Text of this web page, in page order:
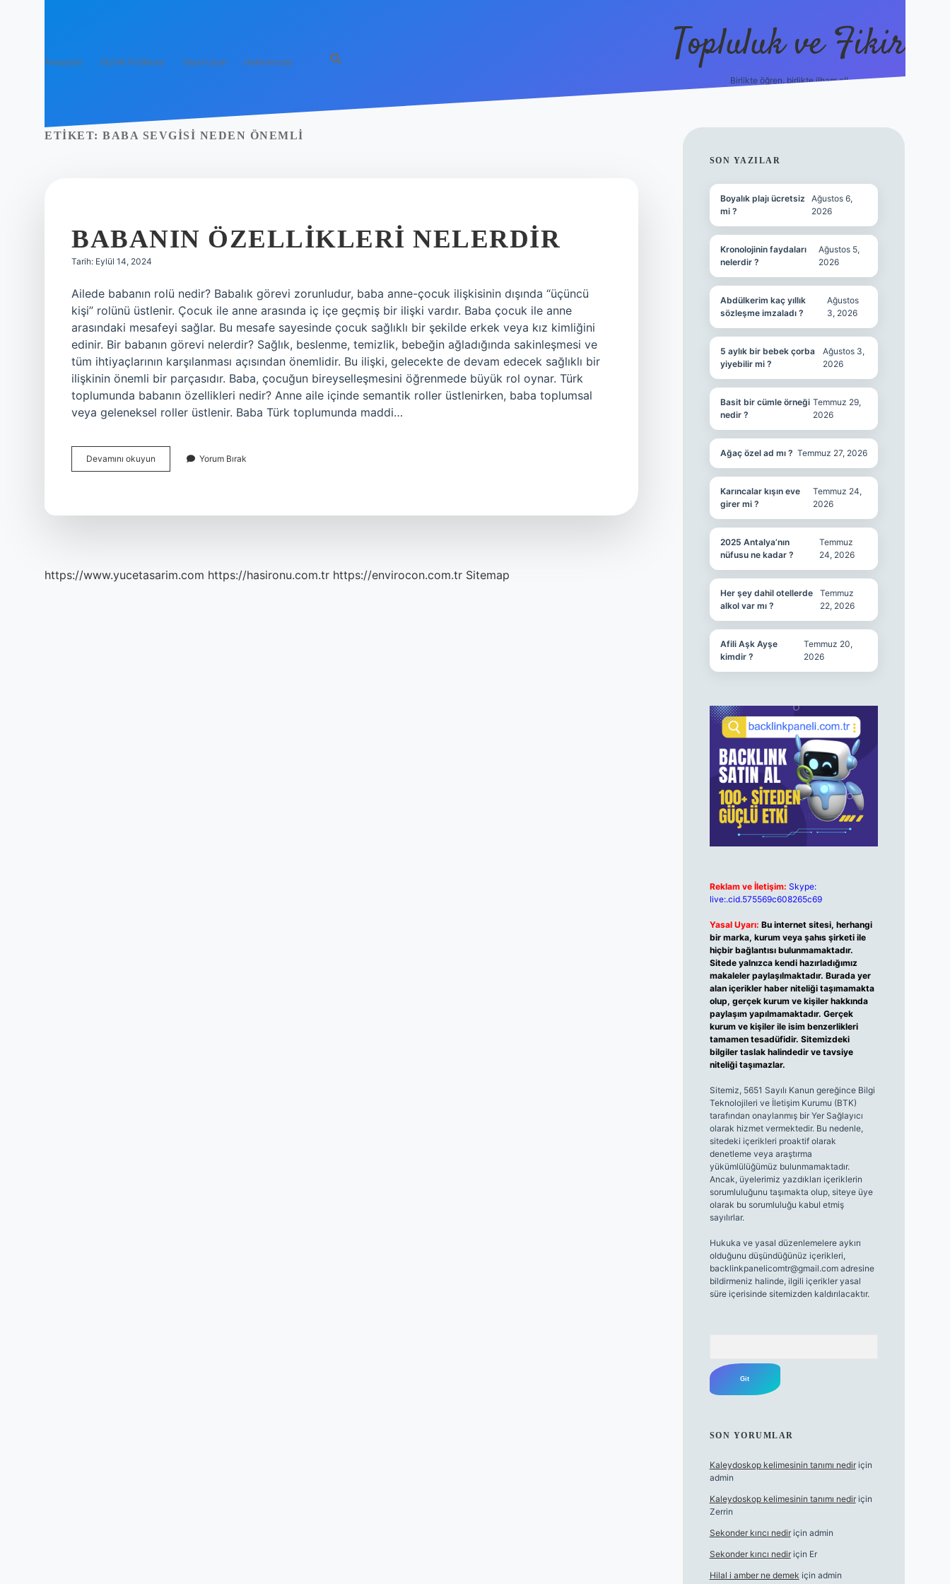
Anasayfa Gizlilik Politikası Yasal Uyarı Hakkımızda Topluluk ve Fikir
Birlikte öğren, birlikte ilham al!
ETIKET: BABA SEVGISI NEDEN ÖNEMLI
BABANIN ÖZELLIKLERI NELERDIR
Tarih: Eylül 14, 2024
Ailede babanın rolü nedir? Babalık görevi zorunludur, baba anne-çocuk ilişkisinin dışında “üçüncü
kişi” rolünü üstlenir. Çocuk ile anne arasında iç içe geçmiş bir ilişki vardır. Baba çocuk ile anne
arasındaki mesafeyi sağlar. Bu mesafe sayesinde çocuk sağlıklı bir şekilde erkek veya kız kimliğini
edinir. Bir babanın görevi nelerdir? Sağlık, beslenme, temizlik, bebeğin ağladığında sakinleşmesi ve
tüm ihtiyaçlarının karşılanması açısından önemlidir. Bu ilişki, gelecekte de devam edecek sağlıklı bir
ilişkinin önemli bir parçasıdır. Baba, çocuğun bireyselleşmesini öğrenmede büyük rol oynar. Türk
toplumunda babanın özellikleri nedir? Anne aile içinde semantik roller üstlenirken, baba toplumsal
veya geleneksel roller üstlenir. Baba Türk toplumunda maddi…
Devamını okuyun Babanın
Özellikleri
Yorum Bırak
https://www.yucetasarim.com https://hasironu.com.tr https://envirocon.com.tr Sitemap
SIDEBAR
SON YAZILAR
Boyalık plajı ücretsiz
mi ?
Ağustos 6,
2026
Kronolojinin faydaları
nelerdir ?
Ağustos 5,
2026
Abdülkerim kaç yıllık
sözleşme imzaladı ?
Ağustos
3, 2026
5 aylık bir bebek çorba
yiyebilir mi ?
Ağustos 3,
2026
Basit bir cümle örneği
nedir ?
Temmuz 29,
2026
Ağaç özel ad mı ? Temmuz 27, 2026
Karıncalar kışın eve
girer mi ?
Temmuz 24,
2026
2025 Antalya’nın
nüfusu ne kadar ?
Temmuz
24, 2026
Her şey dahil otellerde
alkol var mı ?
Temmuz
22, 2026
Afili Aşk Ayşe
kimdir ?
Temmuz 20,
2026
Reklam ve İletişim: Skype:
live:.cid.575569c608265c69
Yasal Uyarı: Bu internet sitesi, herhangi
bir marka, kurum veya şahıs şirketi ile
hiçbir bağlantısı bulunmamaktadır.
Sitede yalnızca kendi hazırladığımız
makaleler paylaşılmaktadır. Burada yer
alan içerikler haber niteliği taşımamakta
olup, gerçek kurum ve kişiler hakkında
paylaşım yapılmamaktadır. Gerçek
kurum ve kişiler ile isim benzerlikleri
tamamen tesadüfidir. Sitemizdeki
bilgiler taslak halindedir ve tavsiye
niteliği taşımazlar.
Sitemiz, 5651 Sayılı Kanun gereğince Bilgi
Teknolojileri ve İletişim Kurumu (BTK)
tarafından onaylanmış bir Yer Sağlayıcı
olarak hizmet vermektedir. Bu nedenle,
sitedeki içerikleri proaktif olarak
denetleme veya araştırma
yükümlülüğümüz bulunmamaktadır.
Ancak, üyelerimiz yazdıkları içeriklerin
sorumluluğunu taşımakta olup, siteye üye
olarak bu sorumluluğu kabul etmiş
sayılırlar.
Hukuka ve yasal düzenlemelere aykırı
olduğunu düşündüğünüz içerikleri,
backlinkpanelicomtr@gmail.comadresine
bildirmeniz halinde, ilgili içerikler yasal
süre içerisinde sitemizden kaldırılacaktır.
SON YORUMLAR
Kaleydoskop kelimesinin tanımı nediriçin
admin
Kaleydoskop kelimesinin tanımı nediriçin
Zerrin
Sekonder kırıcı nediriçin admin
Sekonder kırıcı nediriçin Er
Hilal i amber ne demek için admin
grandoperabet